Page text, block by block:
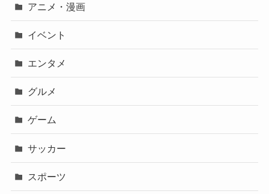
アニメ・漫画
イベント
エンタメ
グルメ
ゲーム
サッカー
スポーツ